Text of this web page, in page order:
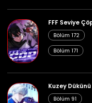
FFF Seviye
Bölüm 172
Bölüm 171
Kuzey
Bölüm 91